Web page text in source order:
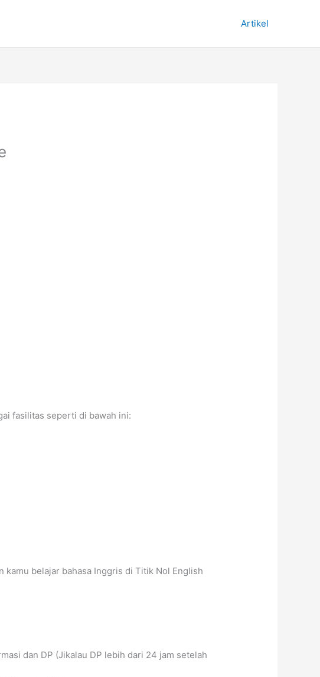
Artikel
fasilitas seperti di bawah ini:
kamu belajar bahasa Inggris di Titik Nol English
dan DP (Jikalau DP lebih dari 24 jam setelah